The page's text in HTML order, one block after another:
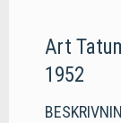
Art
1952